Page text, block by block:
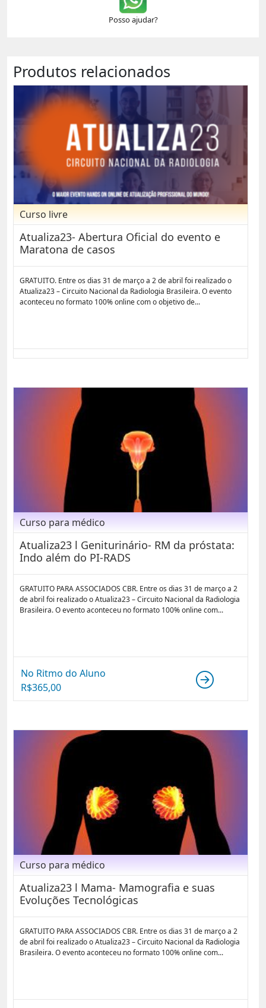
Posso ajudar?
Produtos relacionados
Curso livre
Atualiza23- Abertura Oficial do evento e
Maratona de casos
GRATUITO. Entre os dias 31 de março a 2 de abril foi realizado o
Atualiza23 – Circuito Nacional da Radiologia Brasileira. O evento
aconteceu no formato 100% online com o objetivo de...
Curso para médico
Atualiza23 l Geniturinário- RM da próstata:
Indo além do PI-RADS
GRATUITO PARA ASSOCIADOS CBR. Entre os dias 31 de março a 2
de abril foi realizado o Atualiza23 – Circuito Nacional da Radiologia
Brasileira. O evento aconteceu no formato 100% online com...
No Ritmo do Aluno
R$365,00
Curso para médico
Atualiza23 l Mama- Mamografia e suas
Evoluções Tecnológicas
GRATUITO PARA ASSOCIADOS CBR. Entre os dias 31 de março a 2
de abril foi realizado o Atualiza23 – Circuito Nacional da Radiologia
Brasileira. O evento aconteceu no formato 100% online com...